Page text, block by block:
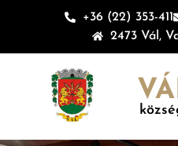
+36 (22) 353-411
2473 Vál,